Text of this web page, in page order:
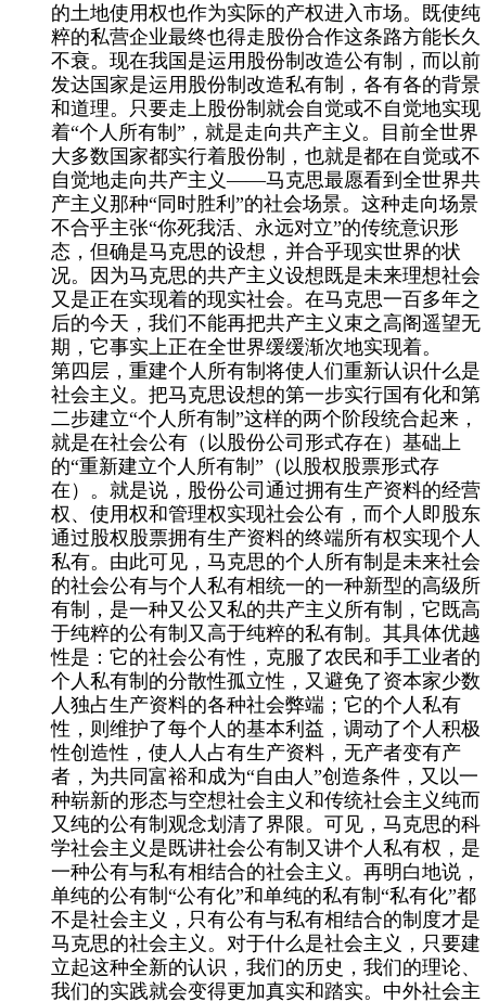
的土地使用权也作为实际的产权进入市场。既使纯
粹的私营企业最终也得走股份合作这条路方能长久
不衰。现在我国是运用股份制改造公有制，而以前
发达国家是运用股份制改造私有制，各有各的背景
和道理。只要走上股份制就会自觉或不自觉地实现
着“个人所有制”，就是走向共产主义。目前全世界
大多数国家都实行着股份制，也就是都在自觉或不
自觉地走向共产主义——马克思最愿看到全世界共
产主义那种“同时胜利”的社会场景。这种走向场景
不合乎主张“你死我活、永远对立”的传统意识形
态，但确是马克思的设想，并合乎现实世界的状
况。因为马克思的共产主义设想既是未来理想社会
又是正在实现着的现实社会。在马克思一百多年之
后的今天，我们不能再把共产主义束之高阁遥望无
期，它事实上正在全世界缓缓渐次地实现着。
第四层，重建个人所有制将使人们重新认识什么是
社会主义。把马克思设想的第一步实行国有化和第
二步建立“个人所有制”这样的两个阶段统合起来，
就是在社会公有（以股份公司形式存在）基础上
的“重新建立个人所有制”（以股权股票形式存
在）。就是说，股份公司通过拥有生产资料的经营
权、使用权和管理权实现社会公有，而个人即股东
通过股权股票拥有生产资料的终端所有权实现个人
私有。由此可见，马克思的个人所有制是未来社会
的社会公有与个人私有相统一的一种新型的高级所
有制，是一种又公又私的共产主义所有制，它既高
于纯粹的公有制又高于纯粹的私有制。其具体优越
性是：它的社会公有性，克服了农民和手工业者的
个人私有制的分散性孤立性，又避免了资本家少数
人独占生产资料的各种社会弊端；它的个人私有
性，则维护了每个人的基本利益，调动了个人积极
性创造性，使人人占有生产资料，无产者变有产
者，为共同富裕和成为“自由人”创造条件，又以一
种崭新的形态与空想社会主义和传统社会主义纯而
又纯的公有制观念划清了界限。可见，马克思的科
学社会主义是既讲社会公有制又讲个人私有权，是
一种公有与私有相结合的社会主义。再明白地说，
单纯的公有制“公有化”和单纯的私有制“私有化”都
不是社会主义，只有公有与私有相结合的制度才是
马克思的社会主义。对于什么是社会主义，只要建
立起这种全新的认识，我们的历史，我们的理论、
我们的实践就会变得更加真实和踏实。中外社会主